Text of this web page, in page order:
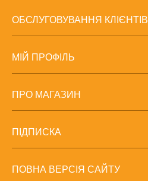
ОБСЛУГОВУВАННЯ КЛІЄНТІВ
МІЙ ПРОФІЛЬ
ПРО МАГАЗИН
ПІДПИСКА
ПОВНА ВЕРСІЯ САЙТУ